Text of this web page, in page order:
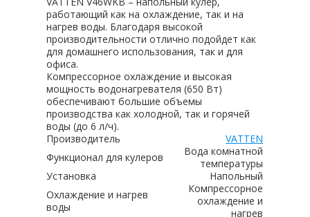
работающий как на охлаждение, так и на
нагрев воды. Благодаря высокой
производительности отлично подойдет как
для домашнего использования, так и для
офиса.
Компрессорное охлаждение и высокая
мощность водонагревателя (650 Вт)
обеспечивают большие объемы
производства как холодной, так и горячей
воды (до 6 л/ч).
Производитель
VATTEN
Функционал для кулеров
Вода комнатной
температуры
Установка
Напольный
Охлаждение и нагрев
воды
Компрессорное
охлаждение и
нагрев